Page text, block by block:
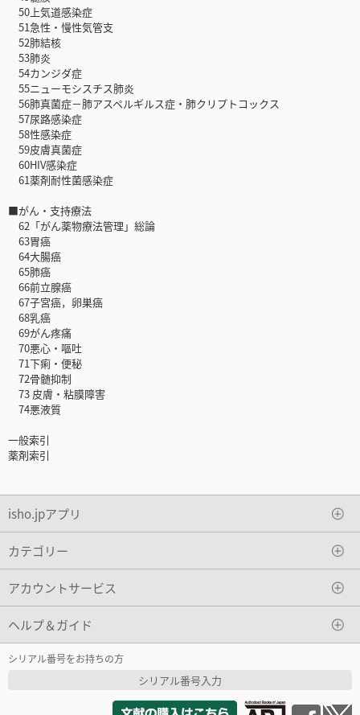
50上気道感染症
51急性・慢性気管支
52肺結核
53肺炎
54カンジダ症
55ニューモシスチス肺炎
56肺真菌症－肺アスペルギルス症・肺クリプトコックス
57尿路感染症
58性感染症
59皮膚真菌症
60HIV感染症
61薬剤耐性菌感染症
■がん・支持療法
62「がん薬物療法管理」総論
63胃癌
64大腸癌
65肺癌
66前立腺癌
67子宮癌，卵巣癌
68乳癌
69がん疼痛
70悪心・嘔吐
71下痢・便秘
72骨髄抑制
73 皮膚・粘膜障害
74悪液質
一般索引
薬剤索引
isho.jpアプリ
カテゴリー
アカウントサービス
ヘルプ＆ガイド
シリアル番号をお持ちの方
シリアル番号入力